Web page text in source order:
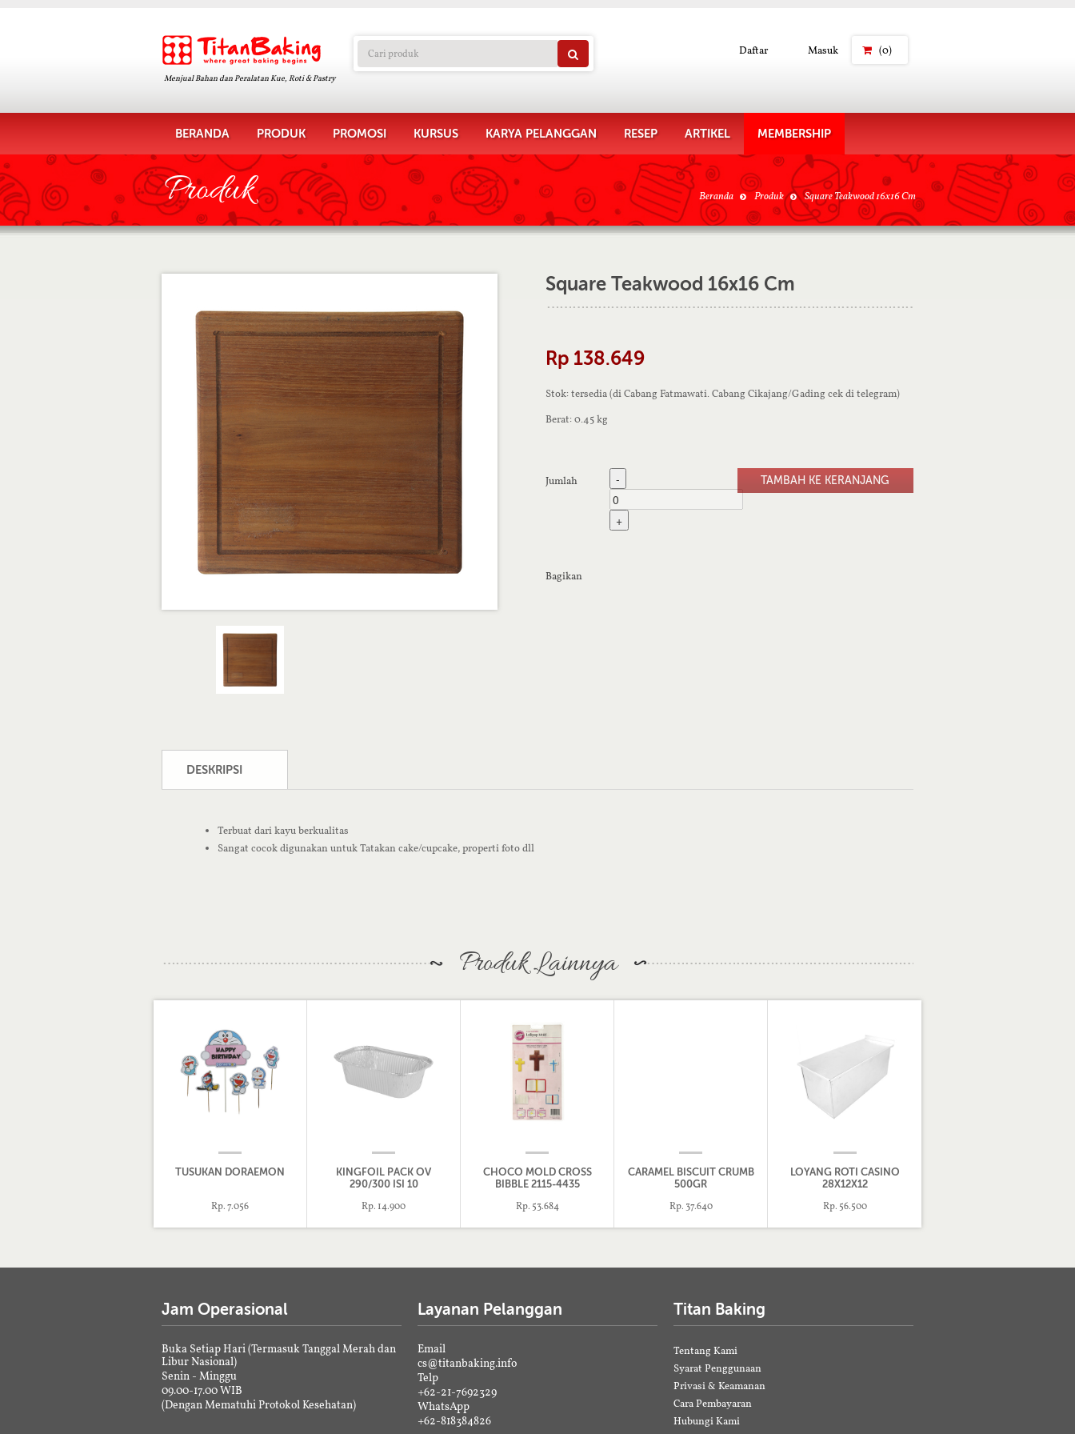
Menjual Bahan dan Peralatan Kue, Roti & Pastry
Daftar Masuk (0)
BERANDA PRODUK PROMOSI KURSUS KARYA PELANGGAN RESEP ARTIKEL MEMBERSHIP
Produk Beranda Produk Square Teakwood 16x16 Cm
Square Teakwood 16x16 Cm
Rp 138.649
Stok: tersedia (di Cabang Fatmawati. Cabang Cikajang/Gading cek di telegram)
Berat: 0.45 kg
Jumlah -
+
Bagikan
DESKRIPSI
Terbuat dari kayu berkualitas
Sangat cocok digunakan untuk Tatakan cake/cupcake, properti foto dll
Produk Lainnya
TUSUKAN DORAEMON
Rp. 7.056
KINGFOIL PACK OV
290/300 ISI 10
Rp. 14.900
CHOCO MOLD CROSS
BIBBLE 2115-4435
Rp. 53.684
CARAMEL BISCUIT CRUMB
500GR
Rp. 37.640
LOYANG ROTI CASINO
28X12X12
Rp. 56.500
Jam Operasional
Buka Setiap Hari (Termasuk Tanggal Merah dan
Libur Nasional)
Senin - Minggu
09.00-17.00 WIB
(Dengan Mematuhi Protokol Kesehatan)
Layanan Pelanggan
Email
cs@titanbaking.info
Telp
+62-21-7692329
WhatsApp
+62-818384826
Titan Baking
Tentang Kami
Syarat Penggunaan
Privasi & Keamanan
Cara Pembayaran
Hubungi Kami